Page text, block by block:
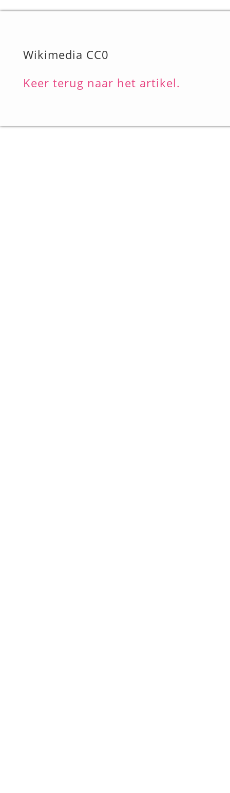
Wikimedia CC0
Keer terug naar het artikel.